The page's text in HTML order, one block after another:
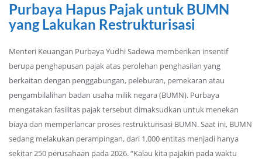
Purbaya Hapus Pajak untuk BUMN
yang Lakukan Restrukturisasi
Menteri Keuangan Purbaya Yudhi Sadewa memberikan insentif
berupa penghapusan pajak atas perolehan penghasilan yang
berkaitan dengan penggabungan, peleburan, pemekaran atau
pengambilalihan badan usaha milik negara (BUMN). Purbaya
mengatakan fasilitas pajak tersebut dimaksudkan untuk menekan
biaya dan memperlancar proses restrukturisasi BUMN. Saat ini, BUMN
sedang melakukan perampingan, dari 1.000 entitas menjadi hanya
sekitar 250 perusahaan pada 2026. “Kalau kita pajakin pada waktu